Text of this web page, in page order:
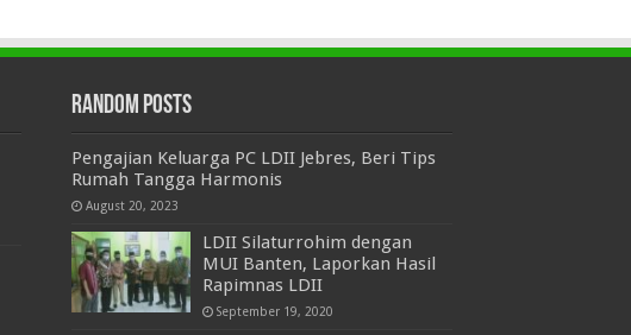
Random Posts
Pengajian Keluarga PC LDII Jebres, Beri Tips
Rumah Tangga Harmonis
August 20, 2023
LDII Silaturrohim dengan
MUI Banten, Laporkan Hasil
Rapimnas LDII
September 19, 2020